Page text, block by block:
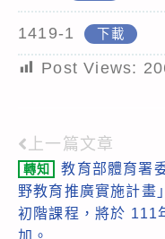
1419-1 下載
Post Views:
Read
more
articles
上一篇文章
轉知
教育部體育署
野教育推廣實施計畫
初階課程，將於 111
加。